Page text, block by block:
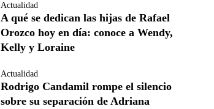
Actualidad
A qué se dedican las hijas de Rafael
Orozco hoy en día: conoce a Wendy,
Kelly y Loraine
Actualidad
Rodrigo Candamil rompe el silencio
sobre su separación de Adriana